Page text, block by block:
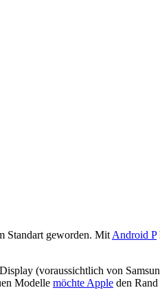
Standart geworden. Mit Android P
(voraussichtlich von
Modelle möchte Apple den